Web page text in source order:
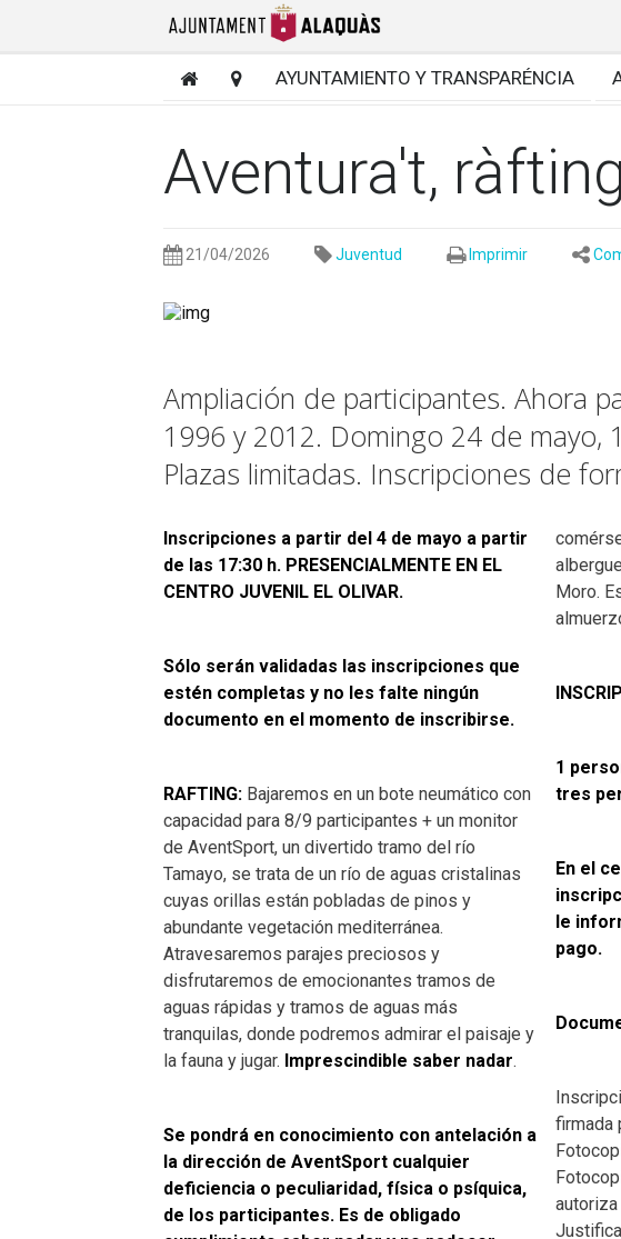
AYUNTAMIENTO Y TRANSPARÉNCIA
Aventura't,
21/04/2026 Juventud Imprimir
Ampliación de participantes. Ahora
1996 y 2012. Domingo 24 de mayo,
Plazas limitadas. Inscripciones de
Inscripciones a partir del 4 de mayo a partir
de las 17:30 h. PRESENCIALMENTE EN EL
CENTRO JUVENIL EL OLIVAR.
Sólo serán validadas las inscripciones que
estén completas y no les falte ningún
documento en el momento de inscribirse.
RAFTING: Bajaremos en un bote neumático con
capacidad para 8/9 participantes + un monitor
de AventSport, un divertido tramo del río
Tamayo, se trata de un río de aguas cristalinas
cuyas orillas están pobladas de pinos y
abundante vegetación mediterránea.
Atravesaremos parajes preciosos y
disfrutaremos de emocionantes tramos de
aguas rápidas y tramos de aguas más
tranquilas, donde podremos admirar el paisaje y
la fauna y jugar. Imprescindible saber nadar.
Se pondrá en conocimiento con antelación a
la dirección de AventSport cualquier
deficiencia o peculiaridad, física o psíquica,
de los participantes. Es de obligado
Moro.
1
tres
En el
le
pago.
firmada
autoriza